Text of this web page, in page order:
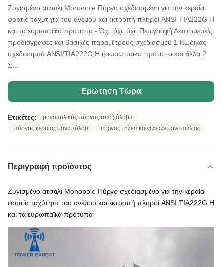
Ζυγισμένο ατσάλι Monopole Πύργο σχεδιασμένο για την κεραία
φορτίο ταχύτητα του ανέμου και εκτροπή πληροί ANSI TIA222G H
και τα ευρωπαϊκά πρότυπα - Όχι, όχι, όχι. Περιγραφή Λεπτομερείς
προδιαγραφές και βασικές παραμέτρους σχεδιασμού 1 Κώδικας
σχεδιασμού ANSI/TIA222G,H ή ευρωπαϊκό πρότυπο και άλλα 2
Σ...
Ερώτηση Τώρα
Ετικέτες:
μονοπολικός πύργος από χάλυβα
πύργος κεραίας μονοπόλου
πύργος τηλεπικοινωνιών μονοπώλιας
Περιγραφή προϊόντος
Ζυγισμένο ατσάλι Monopole Πύργο σχεδιασμένο για την κεραία
φορτίο ταχύτητα του ανέμου και εκτροπή πληροί ANSI TIA222G H
και τα ευρωπαϊκά πρότυπα